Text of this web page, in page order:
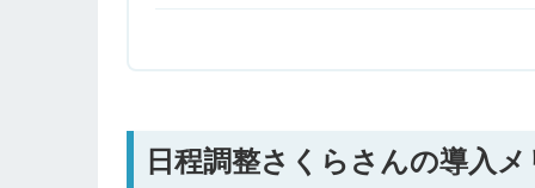
日程調整さくらさんの導入